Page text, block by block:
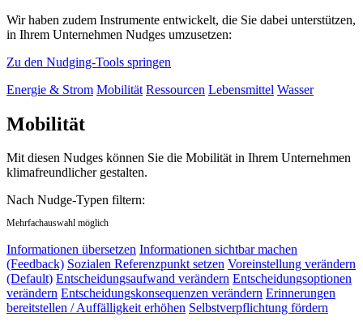
Wir haben zudem Instrumente entwickelt, die Sie dabei unterstützen,
in Ihrem Unternehmen Nudges umzusetzen:
Zu den Nudging-Tools springen
Energie & Strom Mobilität Ressourcen Lebensmittel Wasser
Mobilität
Mit diesen Nudges können Sie die Mobilität in Ihrem Unternehmen
klimafreundlicher gestalten.
Nach Nudge-Typen filtern:
Mehrfachauswahl möglich
Informationen übersetzen Informationen sichtbar machen
(Feedback) Sozialen Referenzpunkt setzen Voreinstellung verändern
(Default) Entscheidungsaufwand verändern Entscheidungsoptionen
verändern Entscheidungskonsequenzen verändern Erinnerungen
bereitstellen / Auffälligkeit erhöhen Selbstverpflichtung fördern